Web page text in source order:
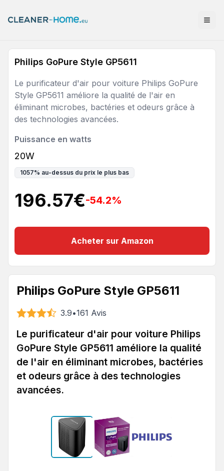
Philips GoPure Style GP5611
Le purificateur d'air pour voiture Philips GoPure
Style GP5611 améliore la qualité de l'air en
éliminant microbes, bactéries et odeurs grâce à
des technologies avancées.
Puissance en watts
20W
1057% au-dessus du prix le plus bas
196.57€-54.2%
Acheter sur Amazon
Philips GoPure Style GP5611
3.9•161 Avis
Le purificateur d'air pour voiture Philips
GoPure Style GP5611 améliore la qualité
de l'air en éliminant microbes, bactéries
et odeurs grâce à des technologies
avancées.